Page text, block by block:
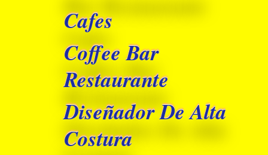
Cafes
Coffee Bar
Restaurante
Diseñador De Alta
Costura